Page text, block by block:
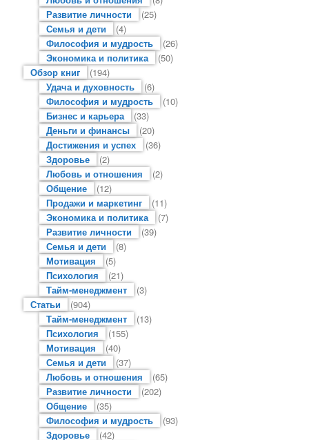
Развитие личности
(25)
Семья и дети
(4)
Философия и мудрость
(26)
Экономика и политика
(50)
Обзор книг
(194)
Удача и духовность
(6)
Философия и мудрость
(10)
Бизнес и карьера
(33)
Деньги и финансы
(20)
Достижения и успех
(36)
Здоровье
(2)
Любовь и отношения
(2)
Общение
(12)
Продажи и маркетинг
(11)
Экономика и политика
(7)
Развитие личности
(39)
Семья и дети
(8)
Мотивация
(5)
Психология
(21)
Тайм-менеджмент
(3)
Статьи
(904)
Тайм-менеджмент
(13)
Психология
(155)
Мотивация
(40)
Семья и дети
(37)
Любовь и отношения
(65)
Развитие личности
(202)
Общение
(35)
Философия и мудрость
(93)
Здоровье
(42)